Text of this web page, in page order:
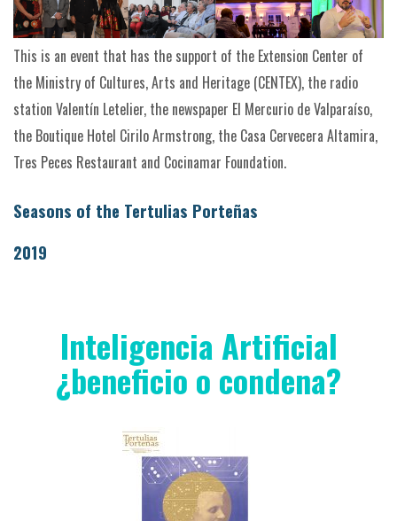
This is an event that has the support of the Extension Center of
the Ministry of Cultures, Arts and Heritage (CENTEX), the radio
station Valentín Letelier, the newspaper El Mercurio de Valparaíso,
the Boutique Hotel Cirilo Armstrong, the Casa Cervecera Altamira,
Tres Peces Restaurant and Cocinamar Foundation.
Seasons of the Tertulias Porteñas
2019
Inteligencia Artificial
¿beneficio o condena?